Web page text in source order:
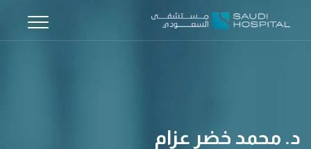
د. محمد خضر عزام